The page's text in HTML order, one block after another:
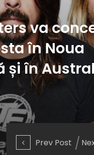
Prev Post
va
în Noua
și în